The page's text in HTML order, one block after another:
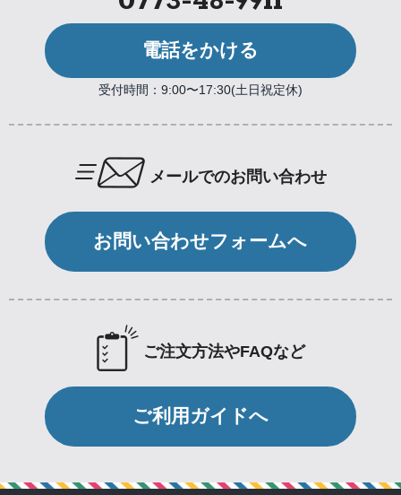
電話をかける
受付時間：9:00〜17:30(土日祝定休)
メールでのお問い合わせ
お問い合わせフォームへ
ご注文方法やFAQなど
ご利用ガイドへ